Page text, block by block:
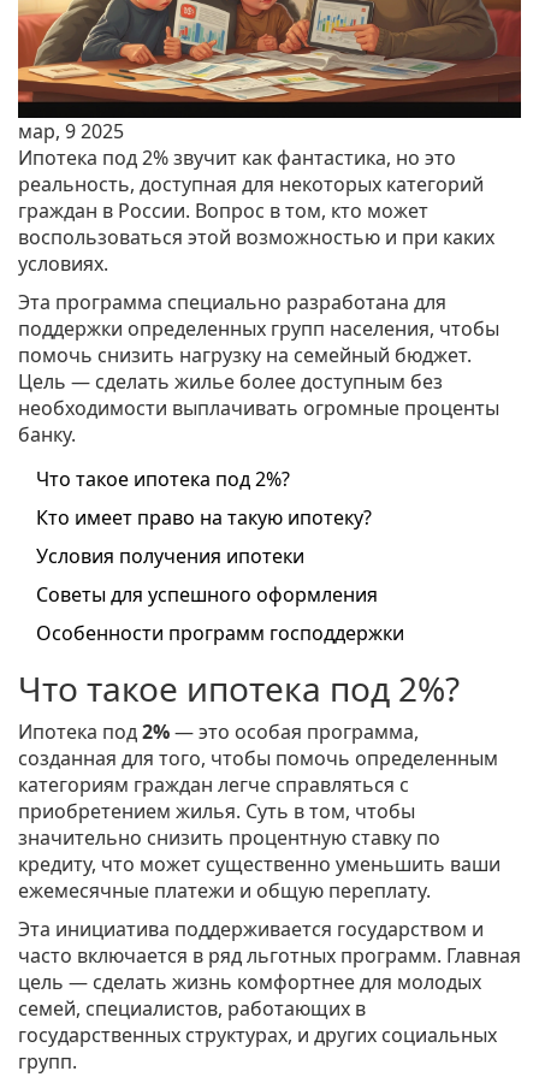
мар, 9 2025
Ипотека под 2% звучит как фантастика, но это
реальность, доступная для некоторых категорий
граждан в России. Вопрос в том, кто может
воспользоваться этой возможностью и при каких
условиях.
Эта программа специально разработана для
поддержки определенных групп населения, чтобы
помочь снизить нагрузку на семейный бюджет.
Цель — сделать жилье более доступным без
необходимости выплачивать огромные проценты
банку.
Что такое ипотека под 2%?
Кто имеет право на такую ипотеку?
Условия получения ипотеки
Советы для успешного оформления
Особенности программ господдержки
Что такое ипотека под 2%?
Ипотека под2%— это особая программа,
созданная для того, чтобы помочь определенным
категориям граждан легче справляться с
приобретением жилья. Суть в том, чтобы
значительно снизить процентную ставку по
кредиту, что может существенно уменьшить ваши
ежемесячные платежи и общую переплату.
Эта инициатива поддерживается государством и
часто включается в ряд льготных программ. Главная
цель — сделать жизнь комфортнее для молодых
семей, специалистов, работающих в
государственных структурах, и других социальных
групп.